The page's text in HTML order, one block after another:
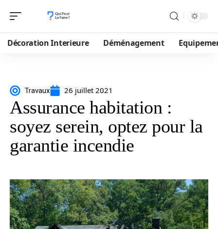
Décoration Interieure Déménagement
Travaux 26 juillet 2021
Assurance habitation :
soyez serein, optez pour la
garantie incendie